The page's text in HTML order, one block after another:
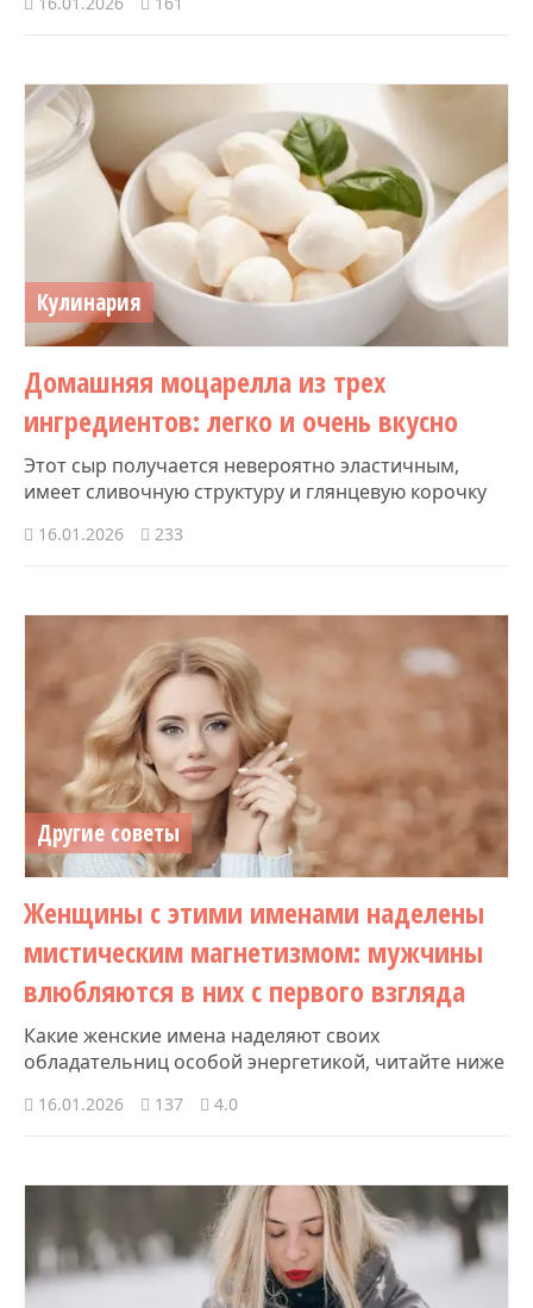
Кулинария
Домашняя моцарелла из трех
ингредиентов: легко и очень вкусно
Этот сыр получается невероятно эластичным,
имеет сливочную структуру и глянцевую корочку
16.01.2026 233
Другие советы
Женщины с этими именами наделены
мистическим магнетизмом: мужчины
влюбляются в них с первого взгляда
Какие женские имена наделяют своих
обладательниц особой энергетикой, читайте ниже
16.01.2026 137 4.0